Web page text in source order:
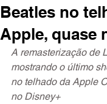
Beatles no
Apple, quase
A remasterização de
mostrando o último
no telhado da Apple
no Disney+